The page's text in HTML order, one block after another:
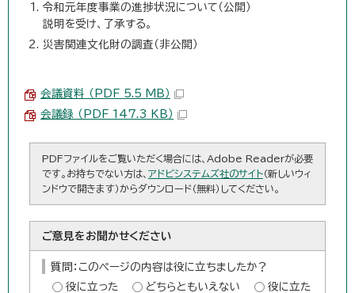
令和元年度事業の進捗状況について（公開）
説明を受け、了承する。
災害関連文化財の調査（非公開）
会議資料 （PDF 5.5 MB）
会議録 （PDF 147.3 KB）
PDFファイルをご覧いただく場合には、Adobe Readerが必要
です。お持ちでない方は、 アドビシステムズ社のサイト（新しいウィ
ンドウで開きます）からダウンロード（無料）してください。
ご意見をお聞かせください
質問：このページの内容は役に立ちましたか？
役に立った
どちらともいえない
役に立た